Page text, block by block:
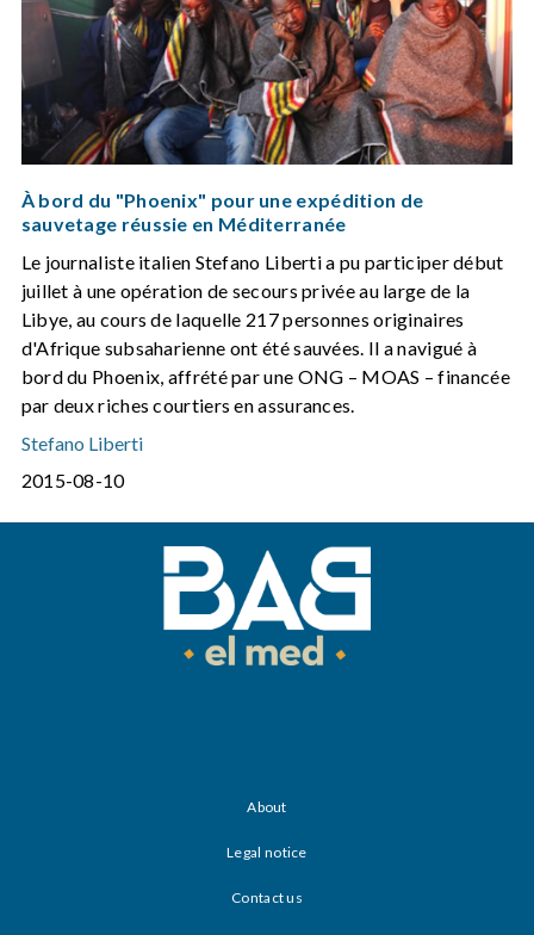
À bord du "Phoenix" pour une expédition de
sauvetage réussie en Méditerranée
Le journaliste italien Stefano Liberti a pu participer début
juillet à une opération de secours privée au large de la
Libye, au cours de laquelle 217 personnes originaires
d'Afrique subsaharienne ont été sauvées. Il a navigué à
bord du Phoenix, affrété par une ONG – MOAS – financée
par deux riches courtiers en assurances.
Stefano Liberti
2015-08-10
About
Legal notice
Contact us